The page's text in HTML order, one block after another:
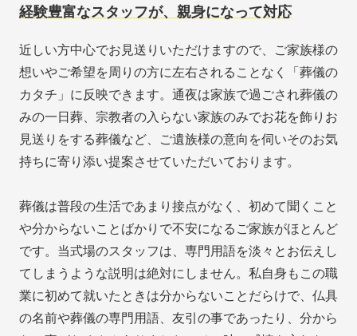
経験豊富なスタッフが、親身になって対応
近しい方中心でお見送りいただけますので、ご家族様の
想いやご希望を周りの方に左右されることなく「葬儀の
カタチ」に反映できます。通夜は家族で過ごされ葬儀の
みの一日葬、宗教者の入らない家族のみでお花を飾りお
見送りをする葬儀など、ご遺族様の意向を伺いそのお気
持ちに寄り添い提案させていただいております。
葬儀は普段の生活であまり接点がなく、初めて聞くこと
や分からないことばかりで不安になるご家族がほとんど
です。当式場のスタッフは、専門用語を淡々とお伝えし
てしまうような説明は絶対にしません。私自身もこの職
業に初めて就いたときは分からないことだらけで、仏具
の名前や葬儀の専門用語、友引の事であったり、分から